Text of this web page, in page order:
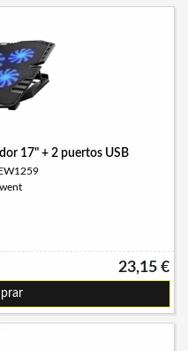
17" + 2 puertos USB
23,15 €